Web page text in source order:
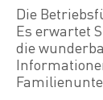
Die
Es erwartet
die